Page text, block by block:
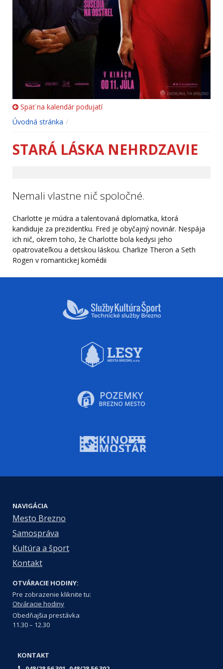
Späť na kalendár podujatí
Úvodná stránka
STARÁ LÁSKA NEHRDZAVIE
Nemali vlastne nič spoločné.
Charlotte je múdra a talentovaná diplomatka, ktorá
kandiduje za prezidentku. Fred je obyčajný novinár. Nespája
ich nič, okrem toho, že Charlotte bola kedysi jeho
opatrovateľkou a detskou láskou. Charlize Theron a Seth
Rogen v romantickej komédii
NAVIGÁCIA
Mesto Brezno
Samospráva
Kultúra a šport
Kontakt
OTVÁRACIE HODINY:
Pre zobrazenie kliknite tu:
Otváracie hodiny
Obedňajšia prestávka
11.30 – 12.30
KONTAKT